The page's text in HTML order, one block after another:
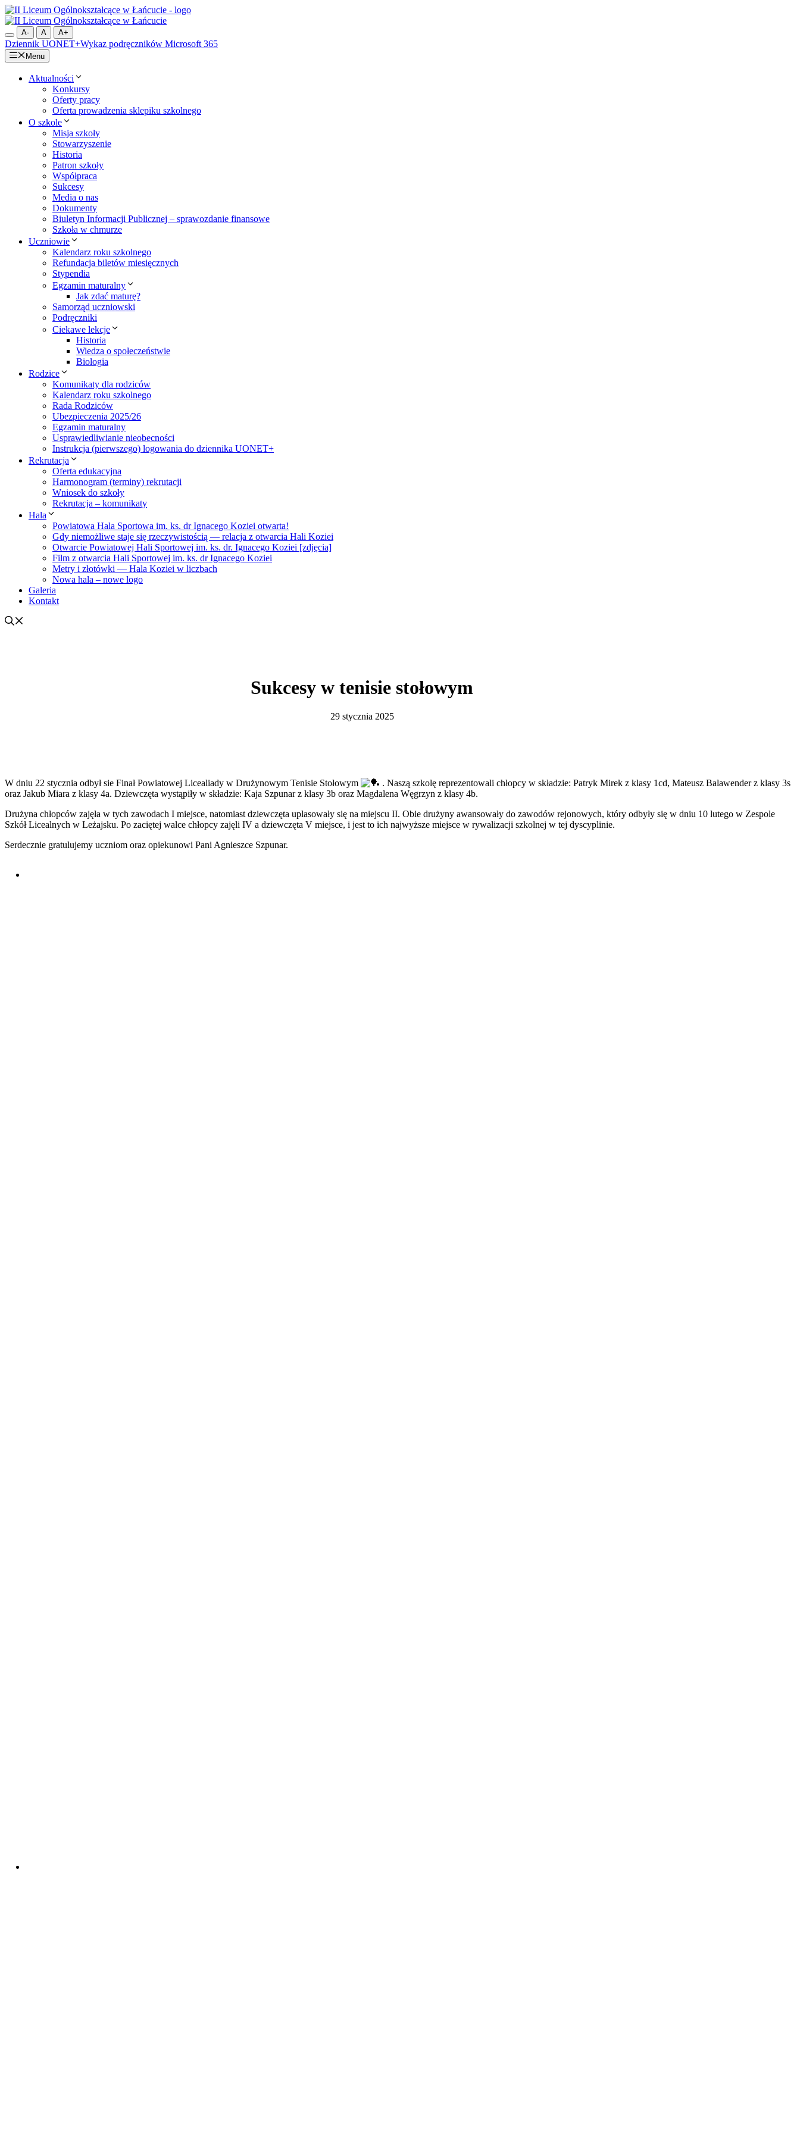
Przejdź
do
treściA- A A+
Dziennik UONET+Wykaz podręczników Microsoft 365
Menu
Aktualności
Konkursy
Oferty pracy
Oferta prowadzenia sklepiku szkolnego
O szkole
Misja szkoły
Stowarzyszenie
Historia
Patron szkoły
Współpraca
Sukcesy
Media o nas
Dokumenty
Biuletyn Informacji Publicznej – sprawozdanie finansowe
Szkoła w chmurze
Uczniowie
Kalendarz roku szkolnego
Refundacja biletów miesięcznych
Stypendia
Egzamin maturalny
Jak zdać maturę?
Samorząd uczniowski
Podręczniki
Ciekawe lekcje
Historia
Wiedza o społeczeństwie
Biologia
Rodzice
Komunikaty dla rodziców
Kalendarz roku szkolnego
Rada Rodziców
Ubezpieczenia 2025/26
Egzamin maturalny
Usprawiedliwianie nieobecności
Instrukcja (pierwszego) logowania do dziennika UONET+
Rekrutacja
Oferta edukacyjna
Harmonogram (terminy) rekrutacji
Wniosek do szkoły
Rekrutacja – komunikaty
Hala
Powiatowa Hala Sportowa im. ks. dr Ignacego Koziei otwarta!
Gdy niemożliwe staje się rzeczywistością — relacja z otwarcia Hali Koziei
Otwarcie Powiatowej Hali Sportowej im. ks. dr. Ignacego Koziei [zdjęcia]
Film z otwarcia Hali Sportowej im. ks. dr Ignacego Koziei
Metry i złotówki — Hala Koziei w liczbach
Nowa hala – nowe logo
Galeria
Kontakt
Sukcesy w tenisie stołowym
29 stycznia 2025
W dniu 22 stycznia odbył sie Finał Powiatowej Licealiady w Drużynowym Tenisie Stołowym
. Naszą szkolę reprezentowali chłopcy w składzie: Patryk Mirek z klasy 1cd, Mateusz Balawender z klasy 3s
oraz Jakub Miara z klasy 4a. Dziewczęta wystąpiły w składzie: Kaja Szpunar z klasy 3b oraz Magdalena Węgrzyn z klasy 4b.
Drużyna chłopców zajęła w tych zawodach I miejsce, natomiast dziewczęta uplasowały się na miejscu II. Obie drużyny awansowały do zawodów rejonowych, który odbyły się w dniu 10 lutego w Zespole
Szkół Licealnych w Leżajsku. Po zaciętej walce chłopcy zajęli IV a dziewczęta V miejsce, i jest to ich najwyższe miejsce w rywalizacji szkolnej w tej dyscyplinie.
Serdecznie gratulujemy uczniom oraz opiekunowi Pani Agnieszce Szpunar.